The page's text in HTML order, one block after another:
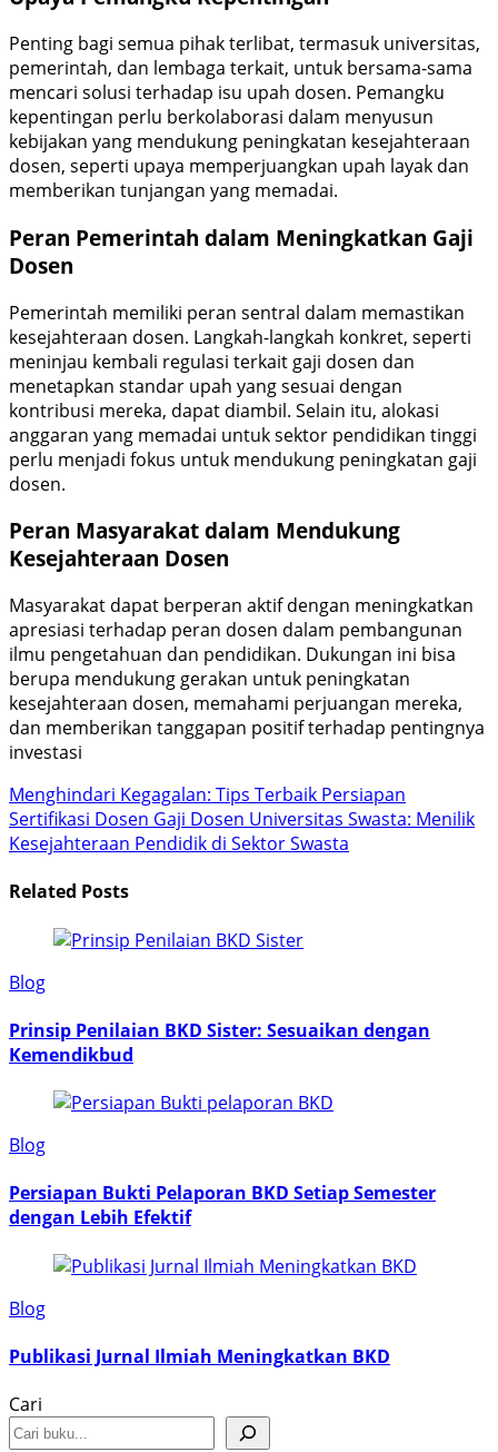
Penting bagi semua pihak terlibat, termasuk universitas,
pemerintah, dan lembaga terkait, untuk bersama-sama
mencari solusi terhadap isu upah dosen. Pemangku
kepentingan perlu berkolaborasi dalam menyusun
kebijakan yang mendukung peningkatan kesejahteraan
dosen, seperti upaya memperjuangkan upah layak dan
memberikan tunjangan yang memadai.
Peran Pemerintah dalam Meningkatkan Gaji
Dosen
Pemerintah memiliki peran sentral dalam memastikan
kesejahteraan dosen. Langkah-langkah konkret, seperti
meninjau kembali regulasi terkait gaji dosen dan
menetapkan standar upah yang sesuai dengan
kontribusi mereka, dapat diambil. Selain itu, alokasi
anggaran yang memadai untuk sektor pendidikan tinggi
perlu menjadi fokus untuk mendukung peningkatan gaji
dosen.
Peran Masyarakat dalam Mendukung
Kesejahteraan Dosen
Masyarakat dapat berperan aktif dengan meningkatkan
apresiasi terhadap peran dosen dalam pembangunan
ilmu pengetahuan dan pendidikan. Dukungan ini bisa
berupa mendukung gerakan untuk peningkatan
kesejahteraan dosen, memahami perjuangan mereka,
dan memberikan tanggapan positif terhadap pentingnya
investasi
Menghindari Kegagalan: Tips Terbaik Persiapan
Sertifikasi Dosen Gaji Dosen Universitas Swasta: Menilik
Kesejahteraan Pendidik di Sektor Swasta
Related Posts
Blog
Prinsip Penilaian BKD Sister: Sesuaikan dengan
Kemendikbud
Blog
Persiapan Bukti Pelaporan BKD Setiap Semester
dengan Lebih Efektif
Blog
Publikasi Jurnal Ilmiah Meningkatkan BKD
Cari